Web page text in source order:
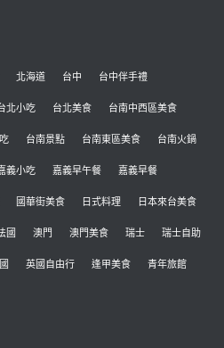
北海道 台中 台中伴手禮
北小吃 台北美食 台南中西區美食
台南景點 台南東區美食 台南火鍋
義小吃 嘉義早午餐 嘉義早餐
國華街美食 日式料理 日本來台美食
國 澳門 澳門美食 瑞士 瑞士自助
英國自由行 逢甲美食 青年旅館